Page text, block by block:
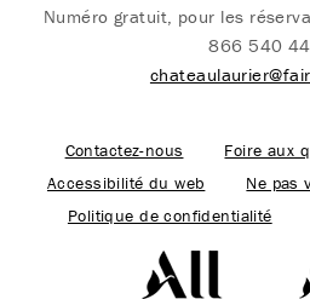
Numéro gratuit, pour les
866 540
Contactez-nous Foire aux
Accessibilité du web
Ne pas
Politique de confidentialité